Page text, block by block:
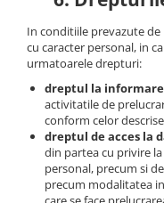
In conditiile prevazute
cu caracter personal, in
urmatoarele drepturi:
dreptul la informare
activitatile de
conform celor
dreptul de acces la
din partea cu privire
personal, precum si
precum modalitatea